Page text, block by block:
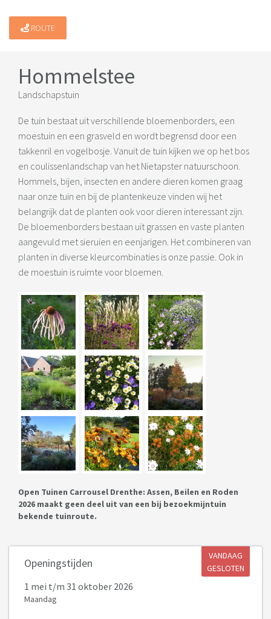
ROUTE
Hommelstee
Landschapstuin
De tuin bestaat uit verschillende bloemenborders, een
moestuin en een grasveld en wordt begrensd door een
takkenril en vogelbosje. Vanuit de tuin kijken we op het bos
en coulissenlandschap van het Nietapster natuurschoon.
Hommels, bijen, insecten en andere dieren komen graag
naar onze tuin en bij de plantenkeuze vinden wij het
belangrijk dat de planten ook voor dieren interessant zijn.
De bloemenborders bestaan uit grassen en vaste planten
aangevuld met sieruien en eenjarigen. Het combineren van
planten in diverse kleurcombinaties is onze passie. Ook in
de moestuin is ruimte voor bloemen.
Open Tuinen Carrousel Drenthe: Assen, Beilen en Roden
2026 maakt geen deel uit van een bij bezoekmijntuin
bekende tuinroute.
Openingstijden
VANDAAG
GESLOTEN
1 mei t/m 31 oktober 2026
Maandag